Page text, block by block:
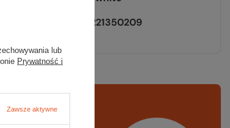
5908221350209
czy masz
lub
Prywatność i
Zawsze aktywne